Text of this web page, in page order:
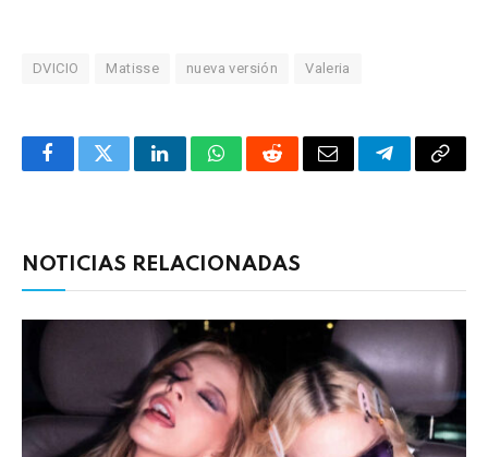
DVICIO Matisse nueva versión Valeria
FacebookTwitterLinkedInWhatsAppRedditCorreoTelegrama
NOTICIAS RELACIONADAS